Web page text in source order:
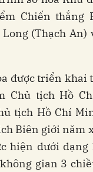
Chiến thắng
(Thạch
được triển khai
Chủ tịch Hồ
tịch Hồ Chí
Biên giới năm
hiện dưới
gian 3